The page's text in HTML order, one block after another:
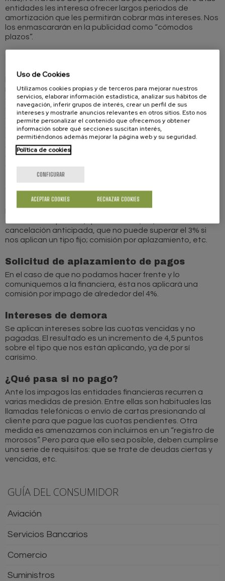
entidades les interesa ofrecer largos periodos de
amortización que les permitirán cobrar más intereses. Nos
los enmascararán en la publicidad como “cómodos
plazos”.
Enfrentarse a la lectura de uno de estos contratos
requiere altas dosis de paciencia y un alto nivel de
conocimientos bancarios. Un ejemplo de ello, es el
galimatías del apartado que alude al aplazamiento de las
cuotas; se alude a unos intereses que no se detallan,
donde el suscriptor parece que no le queda más remedio
que dejase llevar y esperar que no sean muy graves las
consecuencias, pero hay que leerlo y acudir a una
asociación de consumidores como la Unión de
Consumidores de Gipuzkoa.
cancelación anticipada, que no puede superar el 3% si
nos aplican un tipo fijo; comisión por aplazamiento, etc.
Solicitud de aplazamiento de pagos
En el caso de que no podamos hacer frente y lo
comuniquemos a la financiera, ésta nos aplicará una
comisión por impago de alrededor del 4%.
Intereses de demora
Se aplican intereses sobre las cuotas vencidas y no
pagadas. El resultado es un incremento de 4,5 puntos
sobre el tipo que nos están aplicando, ya de por sí
carísimo.
¿Qué pasa si no pago?
Ante los impagos las entidades financieras recurren a
varias medidas de presión. Entre ellas son habituales las
llamadas telefónicas o envío de cartas presionando al
cliente para que pague las cuotas pendientes. Otra
medida es amenazarnos con incluirnos en un “registro de
morosos”. Pero para que ello sea posible, deben cumplirse
una serie de requisitos: que se trate de deudas ciertas y
vencidas, etc.
GUÍA DEL CONSUMIDOR
Aviación
Servicios Bancarios
Comercio
Suministros
Uso de Cookies
Utilizamos cookies propias y de terceros para mejorar nuestros
servicios, elaborar información estadística, analizar sus hábitos de
navegación, inferir grupos de interés, crear un perfil de sus
intereses y mostrarle anuncios relevantes en otros sitios. Esto nos
permite personalizar el contenido que ofrecemos y obtener
información sobre qué secciones suscitan interés,
permitiéndonos además mejorar la página web y su seguridad.
Política de cookies
CONFIGURAR
RECHAZAR COOKIES
ACEPTAR COOKIES